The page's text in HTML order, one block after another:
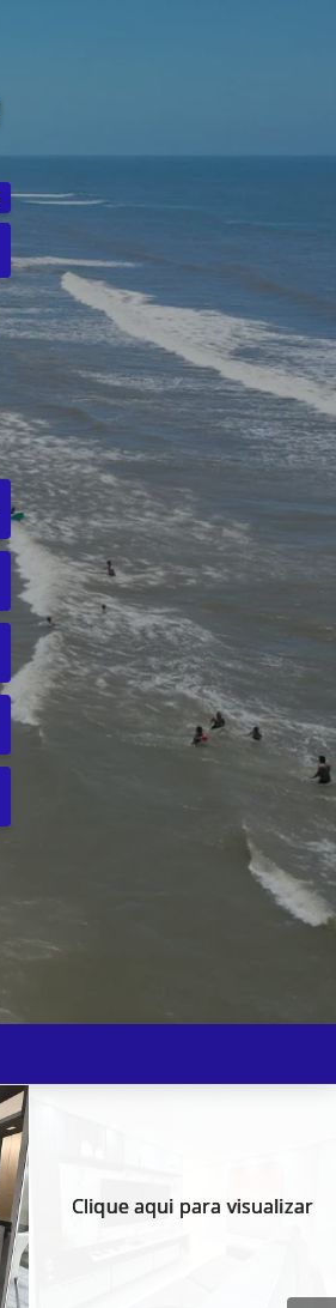
Clique aqui para visualizar